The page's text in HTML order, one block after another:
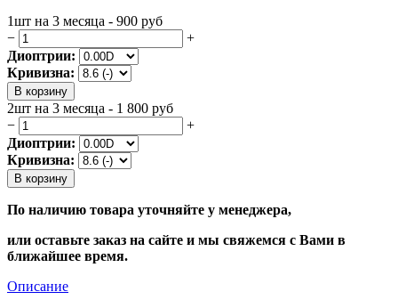
1шт на 3 месяца - 900 руб
−
+
Диоптрии:
Кривизна:
В корзину
2шт на 3 месяца - 1 800 руб
−
+
Диоптрии:
Кривизна:
В корзину
По наличию товара уточняйте у менеджера,
или оставьте заказ на сайте и мы свяжемся с Вами в
ближайшее время.
Описание